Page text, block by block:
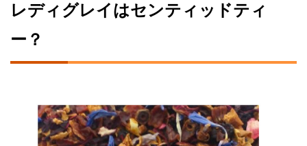
レディグレイはセンティッドティ
ー？